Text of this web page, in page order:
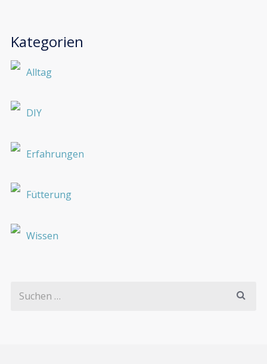
Kategorien
Alltag
DIY
Erfahrungen
Fütterung
Wissen